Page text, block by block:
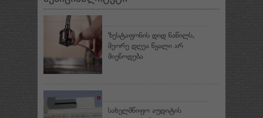
ზესტაფონის დიდ ნაწილს,
მეორე დღეა წყალი არ
მიეწოდება
სახელმწიფო აუდიტის